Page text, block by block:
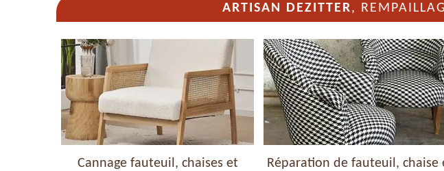
ARTISAN DEZITTER,
Cannage fauteuil, chaises et
Réparation de fauteuil, chaise